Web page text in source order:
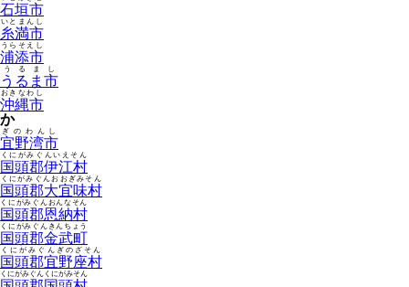
石垣市
糸満市
いとまんし
浦添市
うらそえし
うるま市
うるまし
沖縄市
おきなわし
か
宜野湾市
ぎのわんし
国頭郡伊江村
くにがみぐんいえそん
国頭郡大宜味村
くにがみぐんおおぎみそん
国頭郡恩納村
くにがみぐんおんなそん
国頭郡金武町
くにがみぐんきんちょう
国頭郡宜野座村
くにがみぐんぎのざそん
くにがみぐんくにがみそん